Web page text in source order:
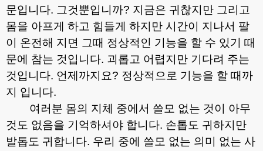
문입니다. 그것뿐입니까? 지금은 귀찮지만 그리고
몸을 아프게 하고 힘들게 하지만 시간이 지나서 팔
이 온전해 지면 그때 정상적인 기능을 할 수 있기 때
문에 참는 것입니다. 괴롭고 어렵지만 기다려 주는
것입니다. 언제까지요? 정상적으로 기능을 할 때까
지 입니다.
여러분 몸의 지체 중에서 쓸모 없는 것이 아무
것도 없음을 기억하셔야 합니다. 손톱도 귀하지만
발톱도 귀합니다. 우리 중에 쓸모 없는 의미 없는 사